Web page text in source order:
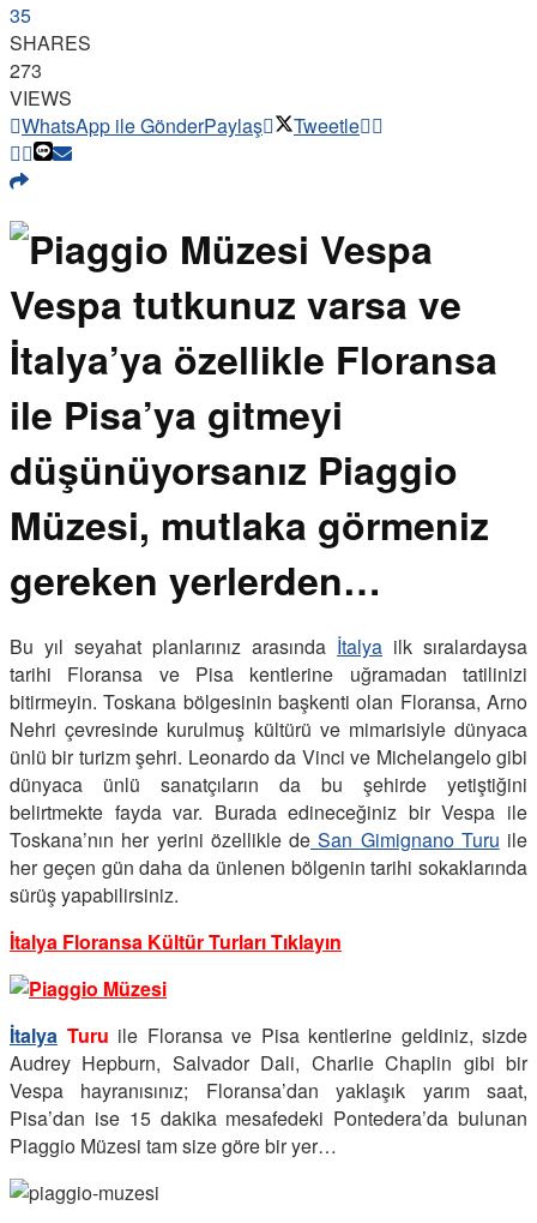
35
SHARES
273
VIEWS
WhatsApp ile GönderPaylaş Tweetle
Vespa tutkunuz varsa ve
İtalya’ya özellikle Floransa
ile Pisa’ya gitmeyi
düşünüyorsanız Piaggio
Müzesi, mutlaka görmeniz
gereken yerlerden…
Bu yıl seyahat planlarınız arasında İtalya ilk sıralardaysa
tarihi Floransa ve Pisa kentlerine uğramadan tatilinizi
bitirmeyin. Toskana bölgesinin başkenti olan Floransa, Arno
Nehri çevresinde kurulmuş kültürü ve mimarisiyle dünyaca
ünlü bir turizm şehri. Leonardo da Vinci ve Michelangelo gibi
dünyaca ünlü sanatçıların da bu şehirde yetiştiğini
belirtmekte fayda var. Burada edineceğiniz bir Vespa ile
Toskana’nın her yerini özellikle de San Gimignano Turu ile
her geçen gün daha da ünlenen bölgenin tarihi sokaklarında
sürüş yapabilirsiniz.
İtalya Floransa Kültür Turları Tıklayın
İtalya Turu ile Floransa ve Pisa kentlerine geldiniz, sizde
Audrey Hepburn, Salvador Dali, Charlie Chaplin gibi bir
Vespa hayranısınız; Floransa’dan yaklaşık yarım saat,
Pisa’dan ise 15 dakika mesafedeki Pontedera’da bulunan
Piaggio Müzesi tam size göre bir yer…